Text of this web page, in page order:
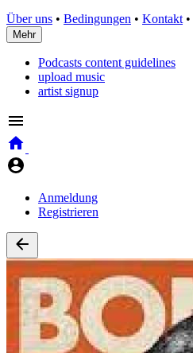
Über uns • Bedingungen • Kontakt •
Mehr
Podcasts content guidelines
upload music
artist signup
Anmeldung
Registrieren